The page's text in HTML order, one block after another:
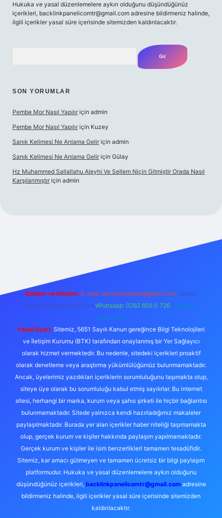
Hukuka ve yasal düzenlemelere aykırı olduğunu düşündüğünüz
içerikleri, backlinkpanelicomtr@gmail.com adresine bildirmeniz halinde,
ilgili içerikler yasal süre içerisinde sitemizden kaldırılacaktır.
SON YORUMLAR
Pembe Mor Nasıl Yapılır için admin
Pembe Mor Nasıl Yapılır için Kuzey
Sanık Kelimesi Ne Anlama Gelir için admin
Sanık Kelimesi Ne Anlama Gelir için Gülay
Hz Muhammed Sallallahu Aleyhi Ve Sellem Niçin Gitmiştir Orada Nasıl
Karşılanmıştır için admin
Reklam ve İletişim: E-mail: backlinkpaneli@gmail.com Teams:
forumhizmeti@gmail.com Whatsapp: 0262 606 0 726 Telegram:
@karabul
Yasal Uyarı: Sitemiz, 5651 Sayılı Kanun gereğince Bilgi Teknolojileri
ve İletişim Kurumu (BTK) tarafından onaylanmış bir Yer Sağlayıcı
olarak hizmet vermektedir. Bu nedenle, sitedeki içerikleri proaktif
olarak denetleme veya araştırma yükümlülüğümüz bulunmamaktadır.
Ancak, üyelerimiz yazdıkları içeriklerin sorumluluğunu taşımakta olup,
siteye üye olarak bu sorumluluğu kabul etmiş sayılırlar. Bu internet
sitesi, herhangi bir marka, kurum veya şahıs şirketi ile hiçbir bağlantısı
bulunmamaktadır. Sitede yalnızca kendi hazırladığımız makaleler
paylaşılmaktadır. Burada yer alan içerikler haber niteliği taşımamakta
olup, gerçek kurum ve kişiler hakkında paylaşım yapılmamaktadır.
Gerçek kurum ve kişiler ile isim benzerlikleri tamamen tesadüfidir.
Sitemiz, kar amacı gütmeyen ve tamamen ücretsiz bir bilgi paylaşım
platformudur. Hukuka ve yasal düzenlemelere aykırı olduğunu
düşündüğünüz içerikleri, backlinkpanelicomtr@gmail.comadresine
bildirmeniz halinde, ilgili içerikler yasal süre içerisinde sitemizden
kaldırılacaktır.